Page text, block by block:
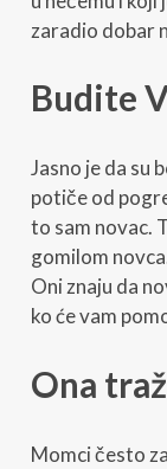
zaradio dobar
Budite
Jasno je da su
potiče od
to sam novac.
gomilom
Oni znaju da
ko će vam
Ona
Momci često